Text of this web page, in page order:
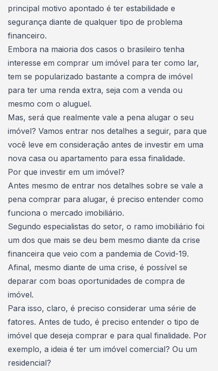
principal motivo apontado é ter estabilidade e
segurança diante de qualquer tipo de problema
financeiro.
Embora na maioria dos casos o brasileiro tenha
interesse em comprar um imóvel para ter como lar,
tem se popularizado bastante a compra de imóvel
para ter uma renda extra, seja com a venda ou
mesmo com o aluguel.
Mas, será que realmente vale a pena alugar o seu
imóvel? Vamos entrar nos detalhes a seguir, para que
você leve em consideração antes de investir em uma
nova casa ou apartamento para essa finalidade.
Por que investir em um imóvel?
Antes mesmo de entrar nos detalhes sobre se vale a
pena comprar para alugar, é preciso entender como
funciona o mercado imobiliário.
Segundo especialistas do setor, o ramo imobiliário foi
um dos que mais se deu bem mesmo diante da crise
financeira que veio com a pandemia de Covid-19.
Afinal, mesmo diante de uma crise, é possível se
deparar com boas oportunidades de compra de
imóvel.
Para isso, claro, é preciso considerar uma série de
fatores. Antes de tudo, é preciso entender o tipo de
imóvel que deseja comprar e para qual finalidade. Por
exemplo, a ideia é ter um imóvel comercial? Ou um
residencial?